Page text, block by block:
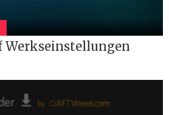
Werkseinstellungen